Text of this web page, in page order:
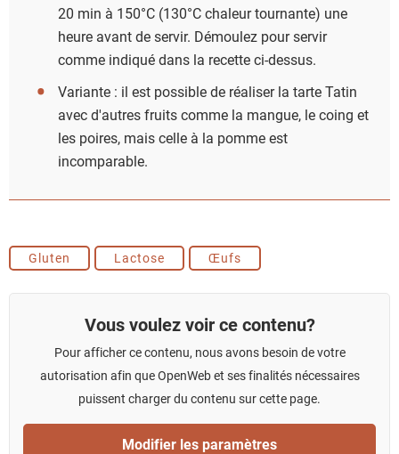
20 min à 150°C (130°C chaleur tournante) une
heure avant de servir. Démoulez pour servir
comme indiqué dans la recette ci-dessus.
Variante : il est possible de réaliser la tarte Tatin
avec d'autres fruits comme la mangue, le coing et
les poires, mais celle à la pomme est
incomparable.
Gluten Lactose Œufs
Vous voulez voir ce contenu?
Pour afficher ce contenu, nous avons besoin de votre
autorisation afin que OpenWeb et ses finalités nécessaires
puissent charger du contenu sur cette page.
Modifier les paramètres